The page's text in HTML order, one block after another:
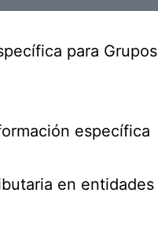
para
específica
en